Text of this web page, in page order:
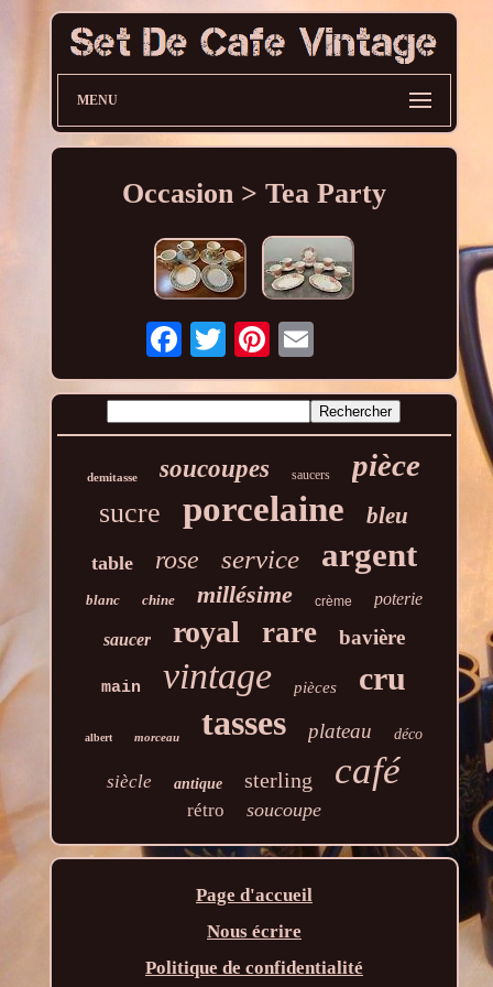
MENU
Occasion > Tea Party
demitasse soucoupes saucers pièce
sucre porcelaine bleu
table rose service argent
blanc chine millésime crème poterie
saucer royal rare bavière
main vintage pièces cru
albert morceau tasses plateau déco
siècle antique sterling café
rétro soucoupe
Page d'accueil
Nous écrire
Politique de confidentialité